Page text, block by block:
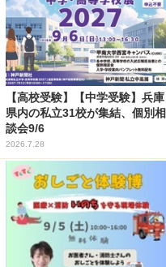
【高校受験】【中学受験】兵庫
県内の私立31校が集結、個別相
談会9/6
2026.7.28